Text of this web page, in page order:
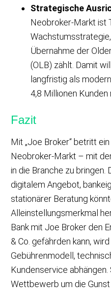
Strategische
Neobroker-Markt ist
Übernahme der
(OLB) zählt. Damit
langfristig als
4,8 Millionen Kunden
Fazit
Mit „Joe Broker“ betritt
Neobroker-Markt – mit
in die Branche zu bringen.
digitalem Angebot,
stationärer Beratung
Alleinstellungsmerkmal
Bank mit Joe Broker den
& Co. gefährden kann,
Gebührenmodell,
Kundenservice abhängen.
Wettbewerb um die